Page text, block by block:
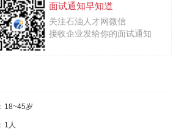
面试通知早知道
关注石油人才网微信
接收企业发给你的面试通知
18~45岁
1人